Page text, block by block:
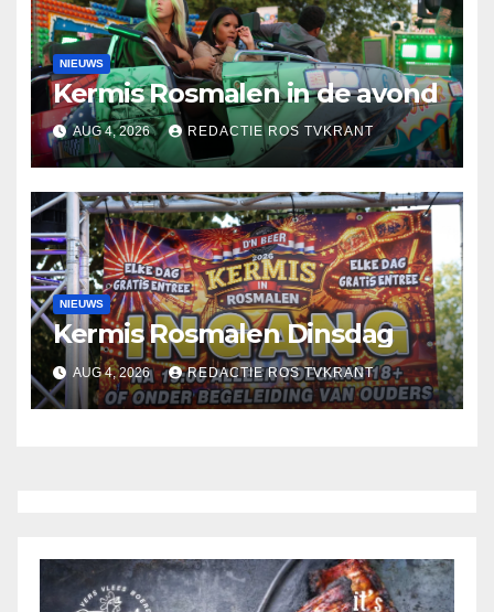
NIEUWS
Kermis Rosmalen in de avond
AUG 4, 2026 REDACTIE ROS TVKRANT
NIEUWS
Kermis Rosmalen Dinsdag
AUG 4, 2026 REDACTIE ROS TVKRANT